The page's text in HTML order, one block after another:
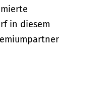
in diesem